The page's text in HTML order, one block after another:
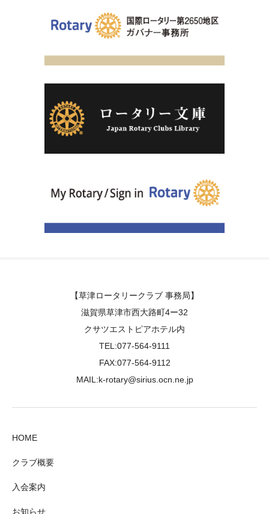
【草津ロータリークラブ 事務局】
滋賀県草津市西大路町4ー32
クサツエストピアホテル内
TEL:077-564-9111
FAX:077-564-9112
MAIL:k-rotary@sirius.ocn.ne.jp
HOME
クラブ概要
入会案内
お知らせ